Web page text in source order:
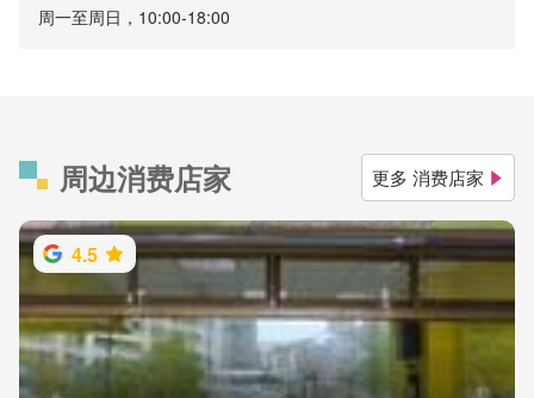
周一至周日，10:00-18:00
周边消费店家 更多 消费店家
4.5